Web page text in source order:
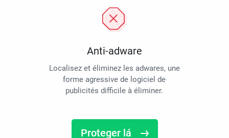
Anti-adware
Localisez et éliminez les adwares, une
forme agressive de logiciel de
publicités difficile à éliminer.
Proteger lá